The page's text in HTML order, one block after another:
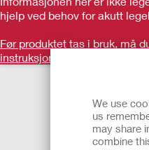
We use
us
may share
combine
hjelp ved behov for akutt
Før produktet tas i bruk, må
instruksjoner